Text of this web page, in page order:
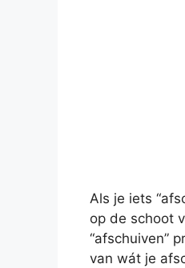
Als je iets
op de schoot
“afschuiven”
van wát je